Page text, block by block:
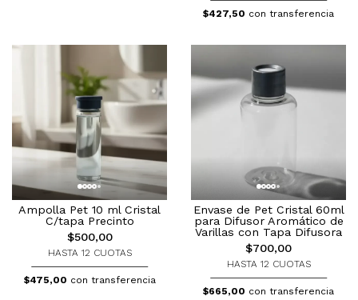
$427,50 con transferencia
Ampolla Pet 10 ml Cristal
C/tapa Precinto
$500,00
HASTA 12 CUOTAS
$475,00 con transferencia
Envase de Pet Cristal 60ml
para Difusor Aromático de
Varillas con Tapa Difusora
$700,00
HASTA 12 CUOTAS
$665,00 con transferencia